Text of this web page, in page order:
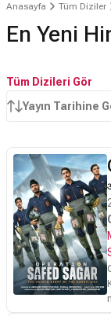
Anasayfa Tüm Diziler
En Yeni
Tüm Dizileri Gör
Yayın Tarihine